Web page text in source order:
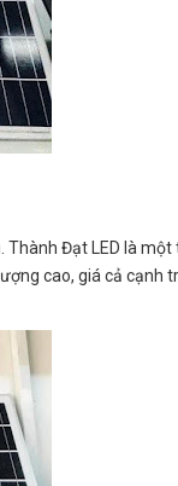
Đạt LED là
cao, giá cả cạnh